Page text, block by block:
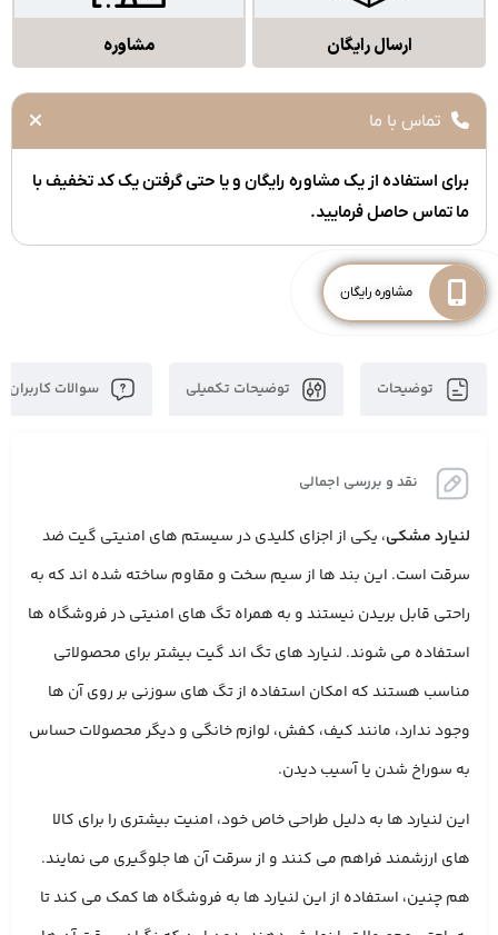
ارسال رایگان مشاوره
تماس با ما
برای استفاده از یک مشاوره رایگان و یا حتی گرفتن یک کد تخفیف با
ما تماس حاصل فرمایید.
مشاوره رایگان
توضیحات توضیحات تکمیلی سوالات کاربران
نقد و بررسی اجمالی
لنیارد مشکی، یکی از اجزای کلیدی در سیستم‌ های امنیتی گیت ضد
سرقت است. این بند ها از سیم سخت و مقاوم ساخته شده‌ اند که به
راحتی قابل بریدن نیستند و به همراه تگ‌ های امنیتی در فروشگاه‌ ها
استفاده می ‌شوند. لنیارد های تگ اند گیت بیشتر برای محصولاتی
مناسب هستند که امکان استفاده از تگ ‌های سوزنی بر روی آن‌ ها
وجود ندارد، مانند کیف، کفش، لوازم خانگی و دیگر محصولات حساس
به سوراخ شدن یا آسیب دیدن.
این لنیارد ها به دلیل طراحی خاص خود، امنیت بیشتری را برای کالا
های ارزشمند فراهم می ‌کنند و از سرقت آن‌ ها جلوگیری می ‌نمایند.
هم چنین، استفاده از این لنیارد ها به فروشگاه‌ ها کمک می ‌کند تا